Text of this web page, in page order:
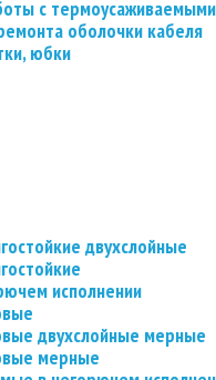
с
оболочки кабеля
юбки
двухслойные
исполнении
двухслойные мерные
мерные